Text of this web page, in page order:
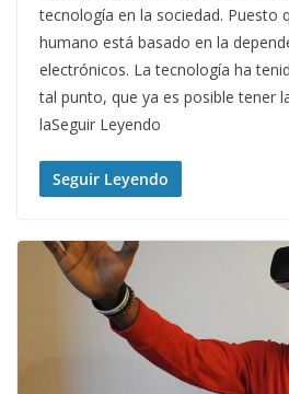
tecnología en la sociedad. Puesto
humano está basado en la
electrónicos. La tecnología ha
tal punto, que ya es posible tener
laSeguir Leyendo
Seguir Leyendo